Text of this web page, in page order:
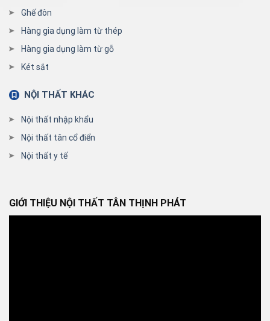
Ghế đôn
Hàng gia dụng làm từ thép
Hàng gia dụng làm từ gỗ
Két sắt
NỘI THẤT KHÁC
Nội thất nhập khẩu
Nội thất tân cổ điển
Nội thất y tế
GIỚI THIỆU NỘI THẤT TÂN THỊNH PHÁT